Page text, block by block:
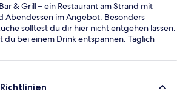
& Grill – ein Restaurant am Strand mit
Abendessen im Angebot. Besonders
solltest du dir hier nicht entgehen lassen.
du bei einem Drink entspannen. Täglich